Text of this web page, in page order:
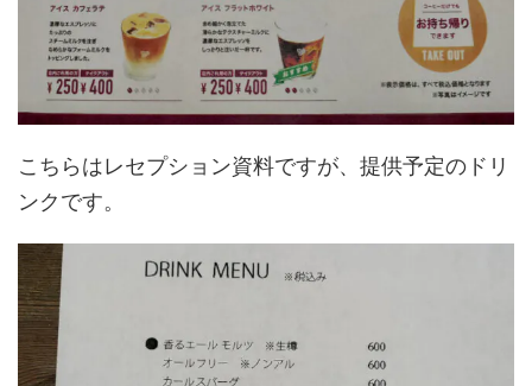
こちらはレセプション資料ですが、提供予定のドリ
ンクです。